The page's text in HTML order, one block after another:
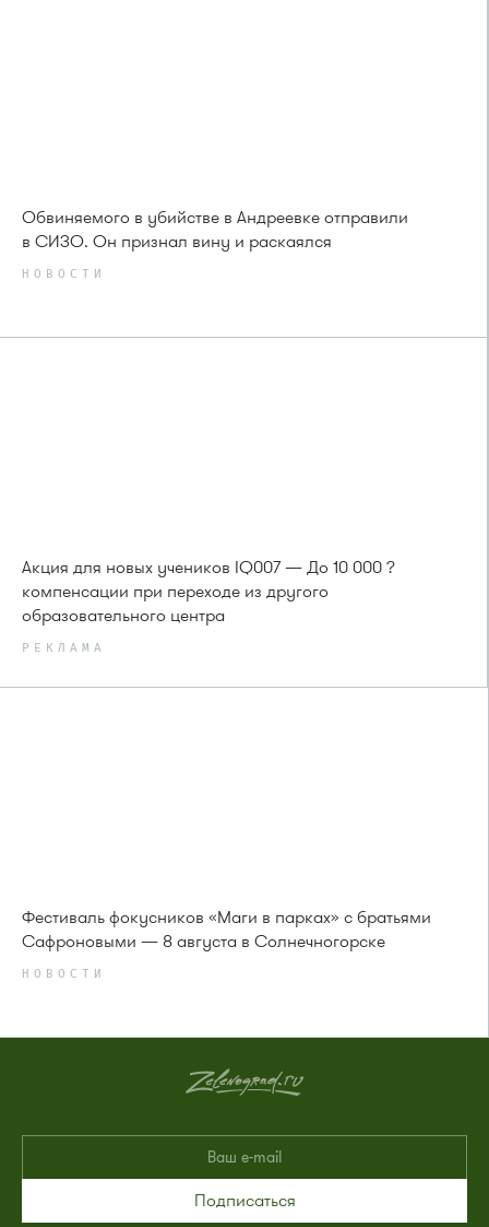
Обвиняемого в убийстве в Андреевке отправили
в СИЗО. Он признал вину и раскаялся
НОВОСТИ
Акция для новых учеников IQ007 — До 10 000 ?
компенсации при переходе из другого
образовательного центра
РЕКЛАМА
Фестиваль фокусников «Маги в парках» с братьями
Сафроновыми — 8 августа в Солнечногорске
НОВОСТИ
Подписаться